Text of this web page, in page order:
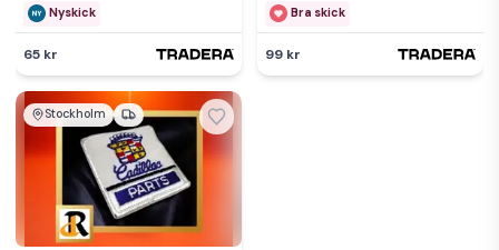
Nyskick
65 kr
Bra skick
99 kr
Stockholm